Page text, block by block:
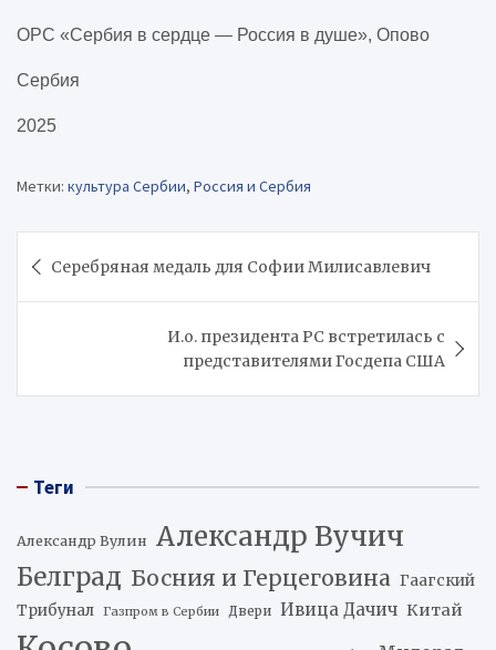
ОРС «Сербия в сердце — Россия в душе», Опово
Сербия
2025
Метки: культура Сербии, Россия и Сербия
по Серебряная медаль для Софии Милисавлевич
И.о. президента РС встретилась с
представителями Госдепа США
Теги
Александр Вулин Александр Вучич
Белград Босния и Герцеговина Гаагский
Трибунал Газпром в Сербии Двери Ивица Дачич Китай